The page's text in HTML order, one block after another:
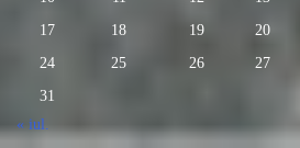
17
18 19 20
24
25 26 27
31
« iul.